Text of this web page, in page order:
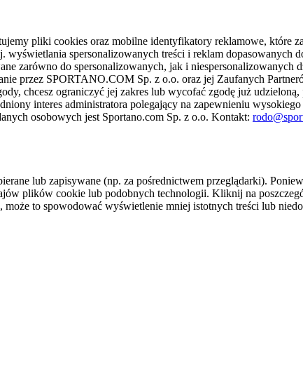
pliki cookies oraz mobilne identyfikatory reklamowe, które
spersonalizowanych treści i reklam dopasowanych
zarówno do spersonalizowanych, jak i niespersonalizowanych
przez SPORTANO.COM Sp. z o.o. oraz jej Zaufanych
chcesz ograniczyć jej zakres lub wycofać zgodę już
interes administratora polegający na zapewnieniu wysokiego
osobowych jest Sportano.com Sp. z o.o. Kontakt:
lub zapisywane (np. za pośrednictwem przeglądarki).
plików cookie lub podobnych technologii. Kliknij na
to spowodować wyświetlenie mniej istotnych treści lub